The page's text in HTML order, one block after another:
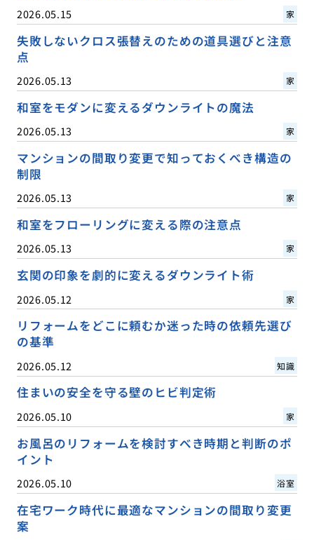
2026.05.15 家
失敗しないクロス張替えのための道具選びと注意
点
2026.05.13 家
和室をモダンに変えるダウンライトの魔法
2026.05.13 家
マンションの間取り変更で知っておくべき構造の
制限
2026.05.13 家
和室をフローリングに変える際の注意点
2026.05.13 家
玄関の印象を劇的に変えるダウンライト術
2026.05.12 家
リフォームをどこに頼むか迷った時の依頼先選び
の基準
2026.05.12 知識
住まいの安全を守る壁のヒビ判定術
2026.05.10 家
お風呂のリフォームを検討すべき時期と判断のポ
イント
2026.05.10 浴室
在宅ワーク時代に最適なマンションの間取り変更
案